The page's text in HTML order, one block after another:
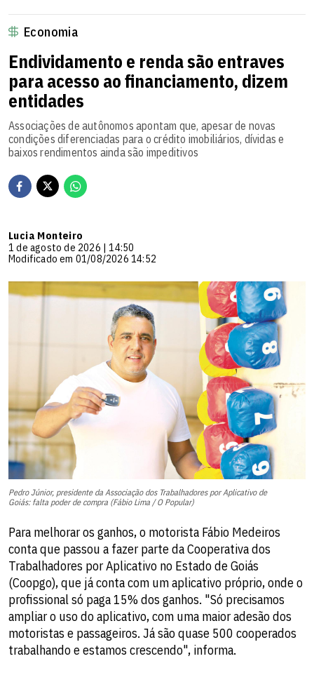
Economia
Endividamento e renda são entraves
para acesso ao financiamento, dizem
entidades
Associações de autônomos apontam que, apesar de novas
condições diferenciadas para o crédito imobiliários, dívidas e
baixos rendimentos ainda são impeditivos
Lucia Monteiro
1 de agosto de 2026 | 14:50
Modificado em 01/08/2026 14:52
Pedro Júnior, presidente da Associação dos Trabalhadores por Aplicativo de
Goiás: falta poder de compra (Fábio Lima / O Popular)
Para melhorar os ganhos, o motorista Fábio Medeiros
conta que passou a fazer parte da Cooperativa dos
Trabalhadores por Aplicativo no Estado de Goiás
(Coopgo), que já conta com um aplicativo próprio, onde o
profissional só paga 15% dos ganhos. "Só precisamos
ampliar o uso do aplicativo, com uma maior adesão dos
motoristas e passageiros. Já são quase 500 cooperados
trabalhando e estamos crescendo", informa.